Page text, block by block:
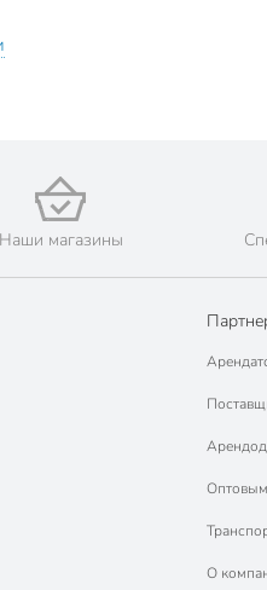
Наши магазины
О